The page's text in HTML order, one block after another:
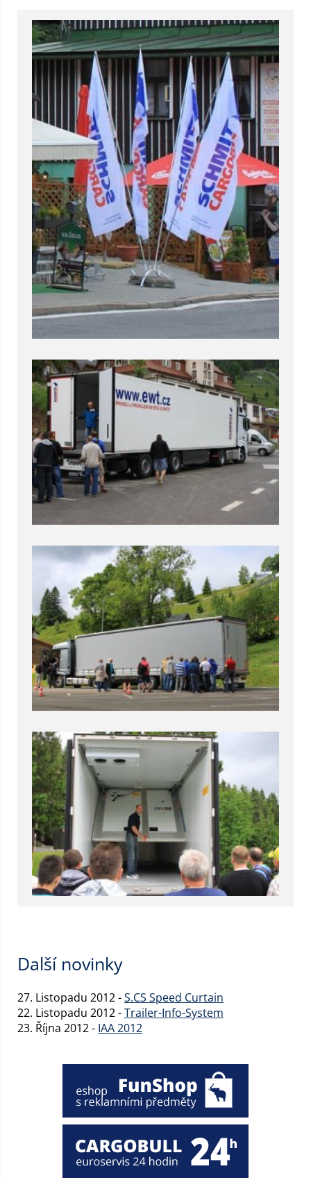
Další novinky
27. Listopadu 2012 -S.CS Speed Curtain
22. Listopadu 2012 -Trailer-Info-System
23. Října 2012 - IAA 2012